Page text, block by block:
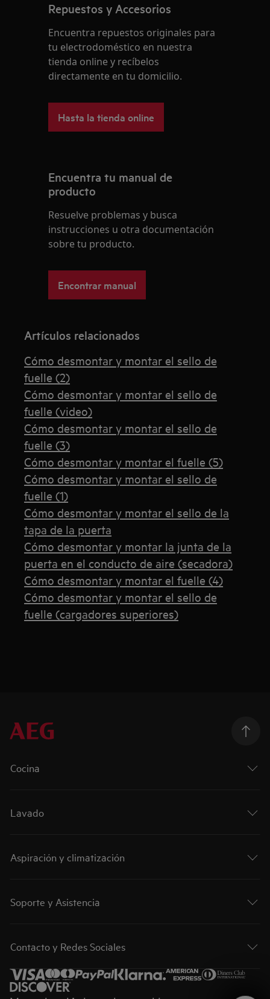
Repuestos y Accesorios
Encuentra repuestos originales para
tu electrodoméstico en nuestra
tienda online y recíbelos
directamente en tu domicilio.
Hasta la tienda online
Encuentra tu manual de
producto
Resuelve problemas y busca
instrucciones u otra documentación
sobre tu producto.
Encontrar manual
Artículos relacionados
Cómo desmontar y montar el sello de
fuelle (2)
Cómo desmontar y montar el sello de
fuelle (video)
Cómo desmontar y montar el sello de
fuelle (3)
Cómo desmontar y montar el fuelle (5)
Cómo desmontar y montar el sello de
fuelle (1)
Cómo desmontar y montar el sello de la
tapa de la puerta
Cómo desmontar y montar la junta de la
puerta en el conducto de aire (secadora)
Cómo desmontar y montar el fuelle (4)
Cómo desmontar y montar el sello de
fuelle (cargadores superiores)
Cocina
Lavado
Aspiración y climatización
Soporte y Asistencia
Contacto y Redes Sociales